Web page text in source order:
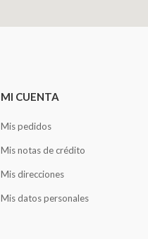
MI CUENTA
Mis pedidos
Mis notas de crédito
Mis direcciones
Mis datos personales